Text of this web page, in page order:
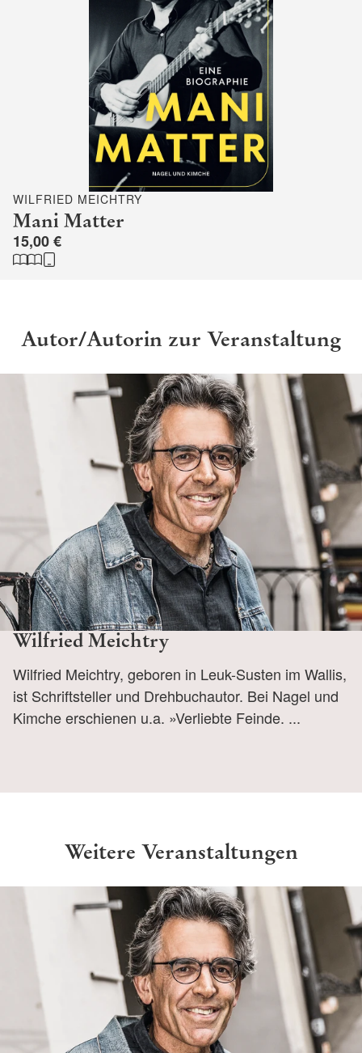
WILFRIED MEICHTRY
Mani Matter
15,00 €
Autor/Autorin zur Veranstaltung
Wilfried Meichtry
Wilfried Meichtry, geboren in Leuk-Susten im Wallis,
ist Schriftsteller und Drehbuchautor. Bei Nagel und
Kimche erschienen u.a. »Verliebte Feinde. ...
Weitere Veranstaltungen